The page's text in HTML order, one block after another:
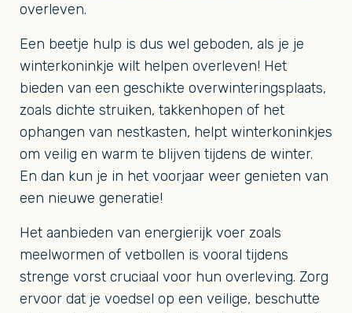
overleven.
Een beetje hulp is dus wel geboden, als je je
winterkoninkje wilt helpen overleven! Het
bieden van een geschikte overwinteringsplaats,
zoals dichte struiken, takkenhopen of het
ophangen van nestkasten, helpt winterkoninkjes
om veilig en warm te blijven tijdens de winter.
En dan kun je in het voorjaar weer genieten van
een nieuwe generatie!
Het aanbieden van energierijk voer zoals
meelwormen of vetbollen is vooral tijdens
strenge vorst cruciaal voor hun overleving. Zorg
ervoor dat je voedsel op een veilige, beschutte